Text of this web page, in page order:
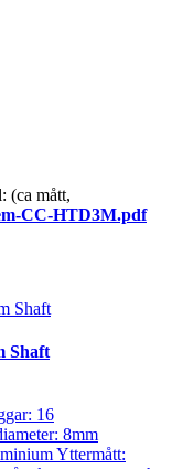
(ca mått,
CC-HTD3M.pdf
Shaft
16
8mm
Yttermått: